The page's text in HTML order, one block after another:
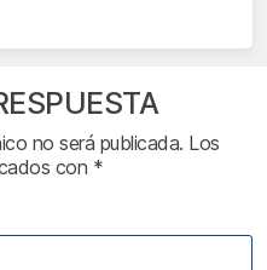
no será publicada. Los
con *